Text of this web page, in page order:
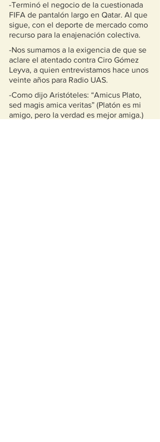
-Terminó el negocio de la cuestionada
FIFA de pantalón largo en Qatar. Al que
sigue, con el deporte de mercado como
recurso para la enajenación colectiva.
-Nos sumamos a la exigencia de que se
aclare el atentado contra Ciro Gómez
Leyva, a quien entrevistamos hace unos
veinte años para Radio UAS.
-Como dijo Aristóteles: “Amicus Plato,
sed magis amica veritas” (Platón es mi
amigo, pero la verdad es mejor amiga.)